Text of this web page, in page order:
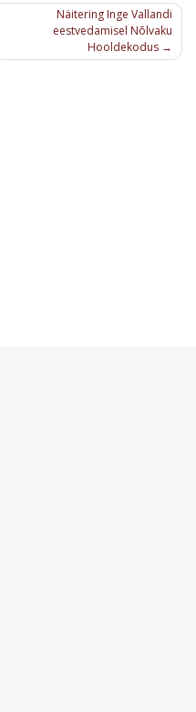
Näitering Inge Vallandi
eestvedamisel Nõlvaku
Hooldekodus